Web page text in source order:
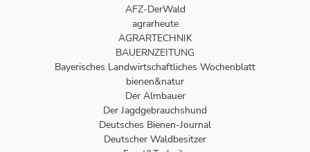
AFZ-DerWald
agrarheute
AGRARTECHNIK
BAUERNZEITUNG
Bayerisches Landwirtschaftliches Wochenblatt
bienen&natur
Der Almbauer
Der Jagdgebrauchshund
Deutsches Bienen-Journal
Deutscher Waldbesitzer